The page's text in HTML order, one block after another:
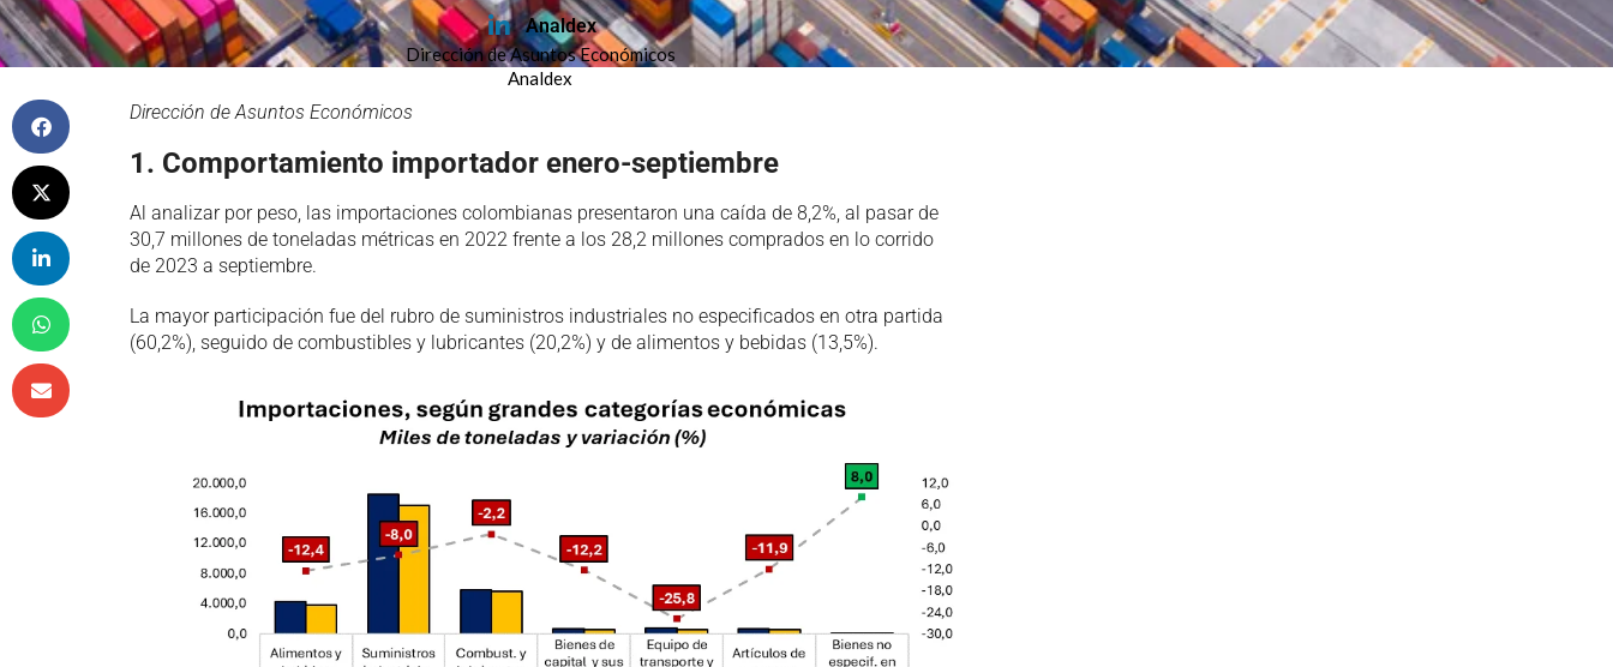
Analdex
Dirección de Asuntos Económicos
Analdex
Dirección de Asuntos Económicos
1. Comportamiento importador enero-septiembre
Al analizar por peso, las importaciones colombianas presentaron una caída de 8,2%, al pasar de
30,7 millones de toneladas métricas en 2022 frente a los 28,2 millones comprados en lo corrido
de 2023 a septiembre.
La mayor participación fue del rubro de suministros industriales no especificados en otra partida
(60,2%), seguido de combustibles y lubricantes (20,2%) y de alimentos y bebidas (13,5%).